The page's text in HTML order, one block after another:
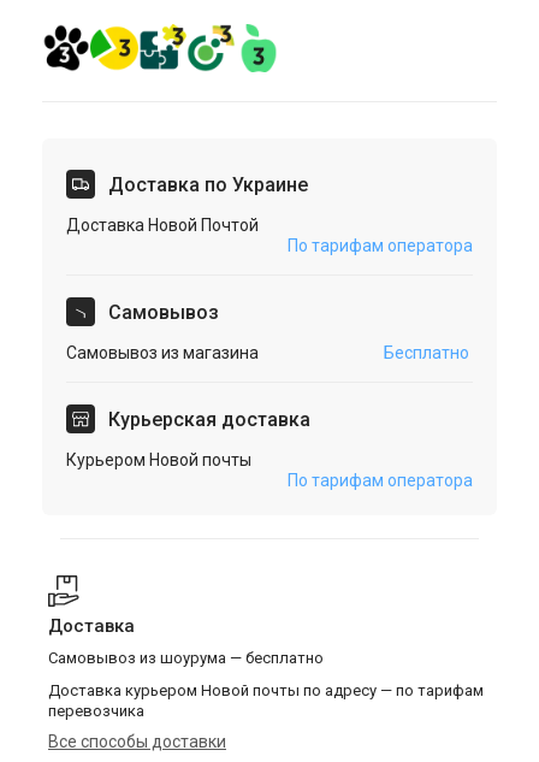
Доставка по Украине
Доставка Новой Почтой
По тарифам оператора
Cамовывоз
Самовывоз из магазина Бесплатно
Курьерская доставка
Курьером Новой почты
По тарифам оператора
Доставка
Самовывоз из шоурума — бесплатно
Доставка курьером Новой почты по адресу — по тарифам
перевозчика
Все способы доставки